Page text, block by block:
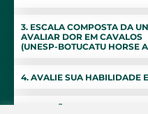
3. ESCALA COMPOSTA DA
AVALIAR DOR EM CAVALOS
(UNESP-BOTUCATU HORSE
4. AVALIE SUA HABILIDADE
5. DECISÃO PARA